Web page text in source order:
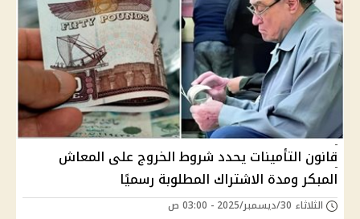
قانون التأمينات يحدد شروط الخروج على المعاش
المبكر ومدة الاشتراك المطلوبة رسميًا
الثلاثاء 30/ديسمبر/2025 - 03:00 ص